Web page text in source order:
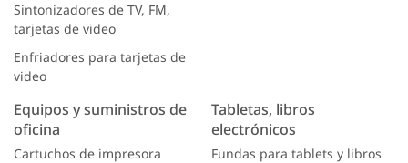
Sintonizadores de TV, FM,
tarjetas de video
Enfriadores para tarjetas de
video
Equipos y suministros de
oficina
Cartuchos de impresora
Tabletas, libros
electrónicos
Fundas para tablets y libros